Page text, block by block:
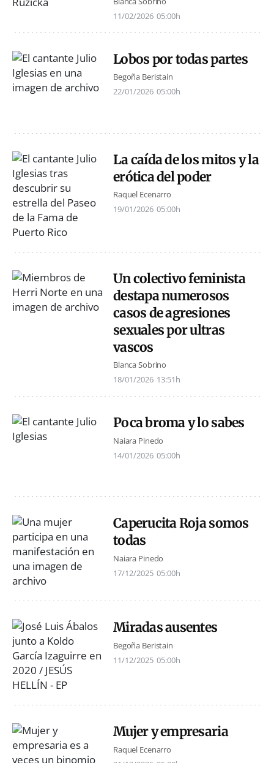
11/02/2026 05:00h
Lobos por todas partes
Begoña Beristain
22/01/2026 05:00h
La caída de los mitos y la
erótica del poder
Raquel Ecenarro
19/01/2026 05:00h
Un colectivo feminista
destapa numerosos
casos de agresiones
sexuales por ultras
vascos
Blanca Sobrino
18/01/2026 13:51h
Poca broma y lo sabes
Naiara Pinedo
14/01/2026 05:00h
Caperucita Roja somos
todas
Naiara Pinedo
17/12/2025 05:00h
Miradas ausentes
Begoña Beristain
11/12/2025 05:00h
Mujer y empresaria
Raquel Ecenarro